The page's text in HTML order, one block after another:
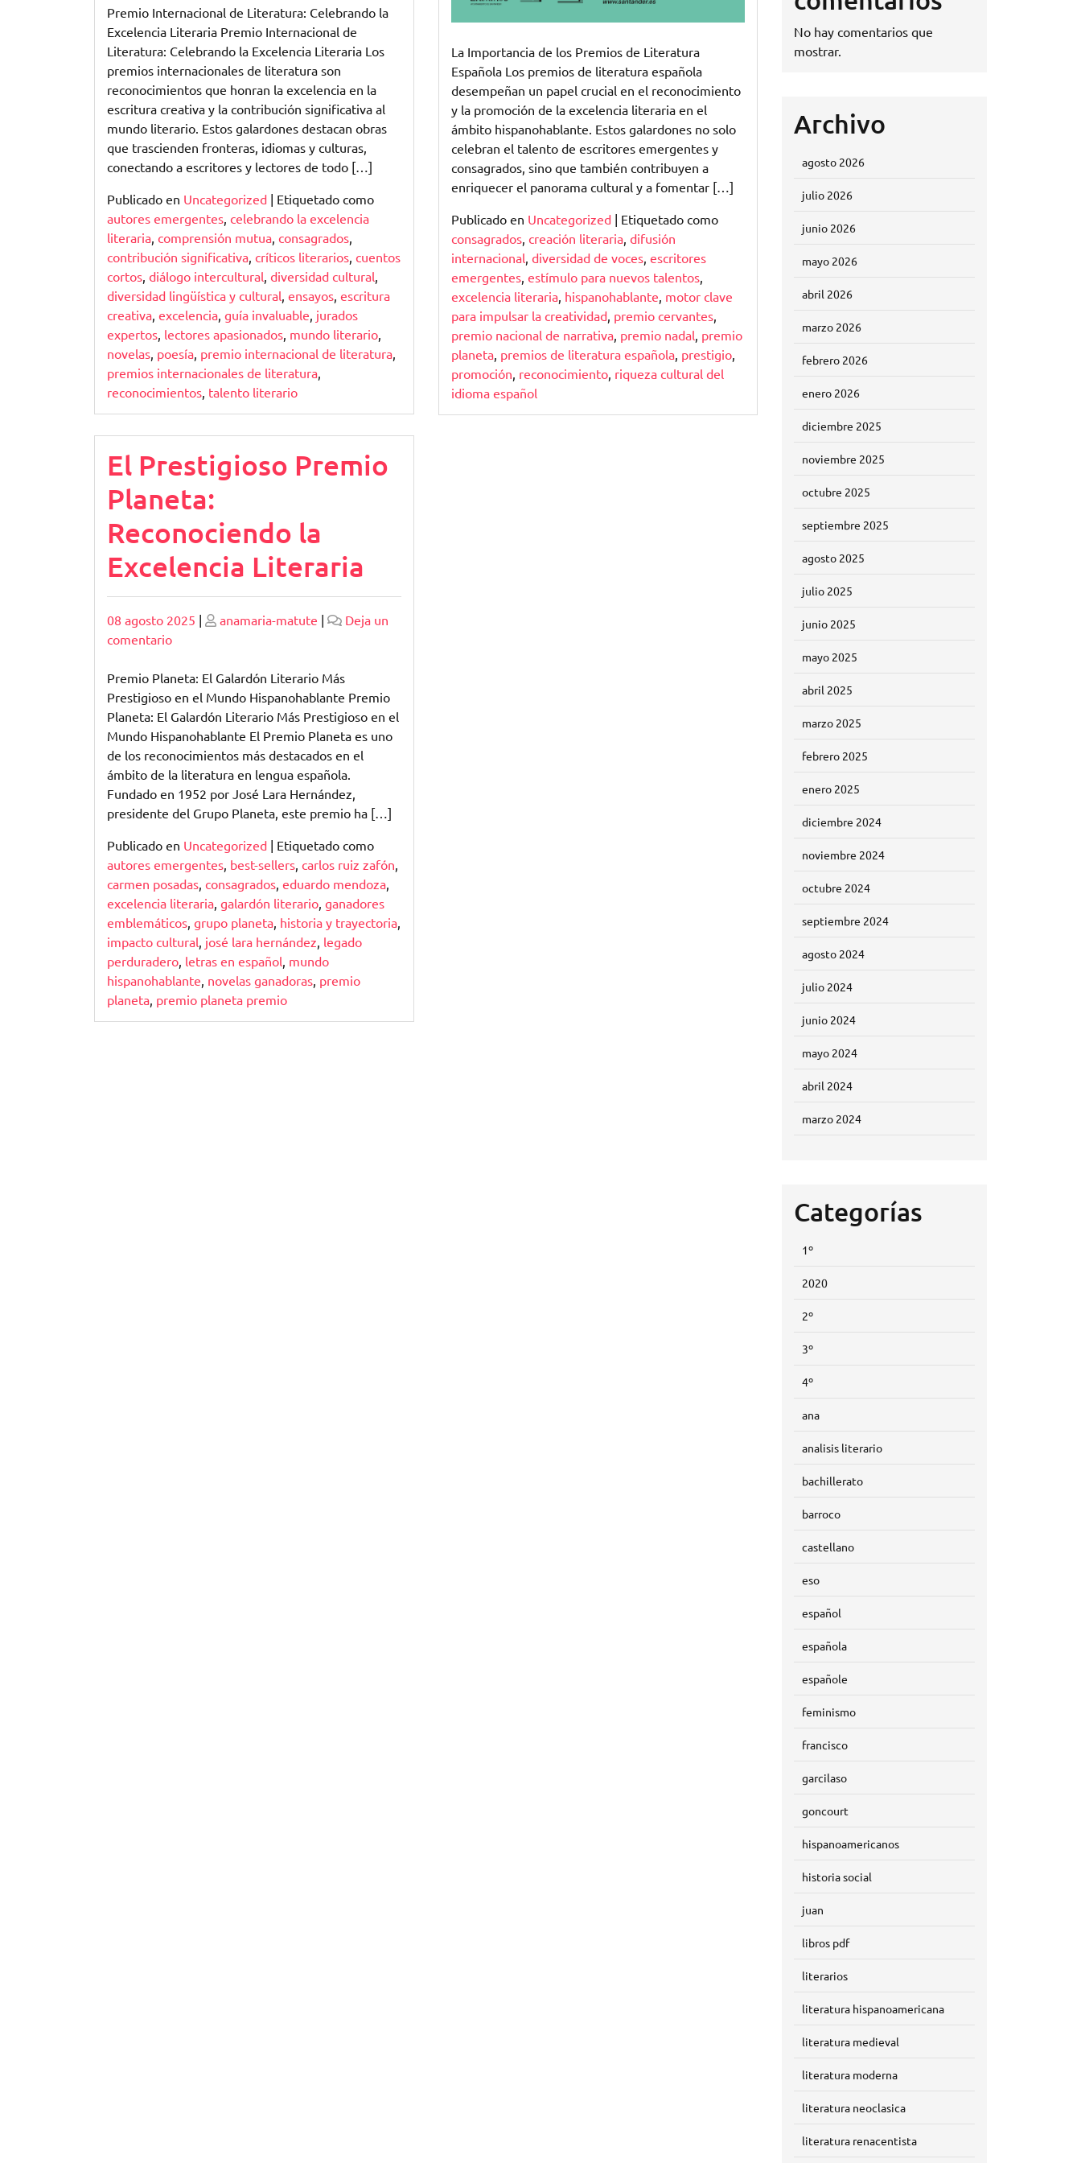
Premio Internacional de Literatura: Celebrando la
Excelencia Literaria Premio Internacional de
Literatura: Celebrando la Excelencia Literaria Los
premios internacionales de literatura son
reconocimientos que honran la excelencia en la
escritura creativa y la contribución significativa al
mundo literario. Estos galardones destacan obras
que trascienden fronteras, idiomas y culturas,
conectando a escritores y lectores de todo […]
Publicado en Uncategorized | Etiquetado como
autores emergentes celebrando la excelencia
literaria comprensión mutua consagrados
contribución significativa críticos literarios cuentos
cortos diálogo intercultural diversidad cultural
diversidad lingüística y cultural ensayos escritura
creativa excelencia guía invaluable jurados
expertos lectores apasionados mundo literario
novelas poesía premio internacional de literatura
premios internacionales de literatura
reconocimientos talento literario
La Importancia de los Premios de Literatura
Española Los premios de literatura española
desempeñan un papel crucial en el reconocimiento
y la promoción de la excelencia literaria en el
ámbito hispanohablante. Estos galardones no solo
celebran el talento de escritores emergentes y
consagrados, sino que también contribuyen a
enriquecer el panorama cultural y a fomentar […]
Publicado en Uncategorized| Etiquetado como
consagrados, creación literaria, difusión
internacional diversidad de voces, escritores
emergentes, estímulo para nuevos talentos,
excelencia literaria, hispanohablante motor clave
para impulsar la creatividad, premio cervantes,
premio nacional de narrativa, premio nadal premio
planeta, premios de literatura española, prestigio,
promoción reconocimiento, riqueza cultural del
idioma español
El Prestigioso Premio
Planeta:
Reconociendo la
Excelencia Literaria
Publicado
08 agosto 2025 | Publicado
anamaria-matute |
Deja un
comentarioen
Prestigioso
Premio
Planeta:
Reconociendo
la
Excelencia
Literaria
Premio Planeta: El Galardón Literario Más
Prestigioso en el Mundo Hispanohablante Premio
Planeta: El Galardón Literario Más Prestigioso en el
Mundo Hispanohablante El Premio Planeta es uno
de los reconocimientos más destacados en el
ámbito de la literatura en lengua española.
Fundado en 1952 por José Lara Hernández,
presidente del Grupo Planeta, este premio ha […]
Publicado en Uncategorized | Etiquetado como
autores emergentes best-sellers carlos ruiz zafón
carmen posadas consagrados eduardo mendoza
excelencia literaria galardón literario ganadores
emblemáticos grupo planeta historia y trayectoria
impacto cultural josé lara hernández legado
perduradero letras en español mundo
hispanohablante novelas ganadoras premio
planeta premio planeta premio
No hay comentarios que
mostrar.
Archivo
agosto 2026
julio 2026
junio 2026
mayo 2026
abril 2026
marzo 2026
febrero 2026
enero 2026
diciembre 2025
noviembre 2025
octubre 2025
septiembre 2025
agosto 2025
julio 2025
junio 2025
mayo 2025
abril 2025
marzo 2025
febrero 2025
enero 2025
diciembre 2024
noviembre 2024
octubre 2024
septiembre 2024
agosto 2024
julio 2024
junio 2024
mayo 2024
abril 2024
marzo 2024
Categorías
1º
2020
2º
3º
4º
ana
analisis literario
bachillerato
barroco
castellano
eso
español
española
españole
feminismo
francisco
garcilaso
goncourt
hispanoamericanos
historia social
juan
libros pdf
literarios
literatura hispanoamericana
literatura medieval
literatura moderna
literatura neoclasica
literatura renacentista